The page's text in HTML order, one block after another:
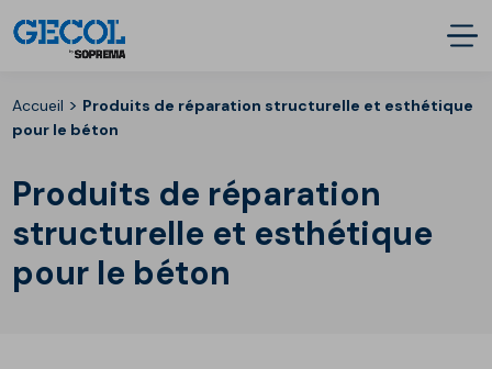
Accueil > Produits de réparation structurelle et esthétique
pour le béton
Produits de réparation
structurelle et esthétique
pour le béton